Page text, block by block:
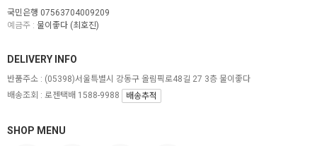
국민은행 07563704009209
예금주 : 물이좋다 (최호진)
SHOP MENU
DELIVERY INFO
반품주소 : (05398)서울특별시 강동구 올림픽로48길 27 3층 물이좋다
배송조회 : 로젠택배 1588-9988
배송추적